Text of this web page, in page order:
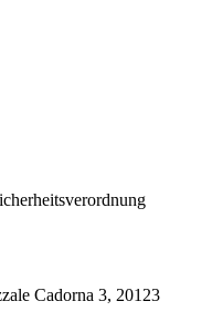
Cadorna 3, 20123